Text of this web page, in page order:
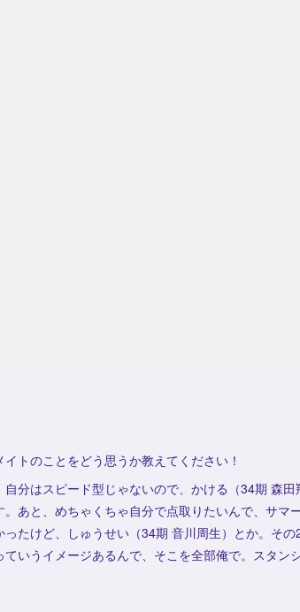
トのことをどう思うか教えてください！
分はスピード型じゃないので、かける（34期 森
。あと、めちゃくちゃ自分で点取りたいんで、サマ
たけど、しゅうせい（34期 音川周生）とか。そ
ていうイメージあるんで、そこを全部俺で。スタ